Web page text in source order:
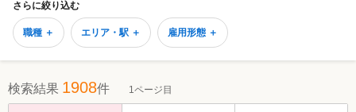
さらに絞り込む
職種 ＋ エリア・駅 ＋ 雇用形態 ＋
検索結果 1908件 1ページ目